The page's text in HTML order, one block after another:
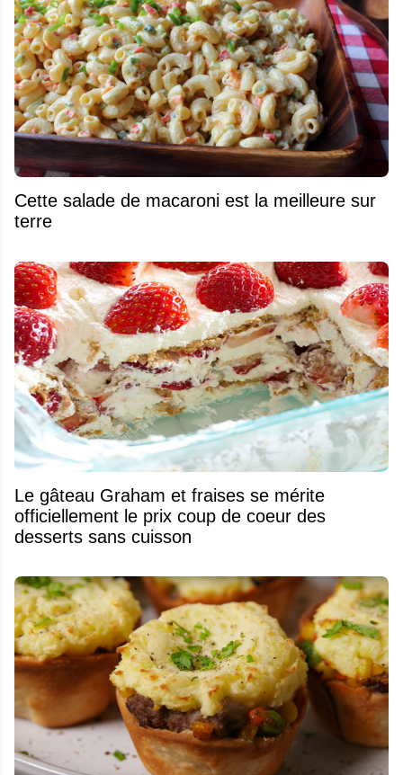
Cette salade de macaroni est la meilleure sur
terre
Le gâteau Graham et fraises se mérite
officiellement le prix coup de coeur des
desserts sans cuisson